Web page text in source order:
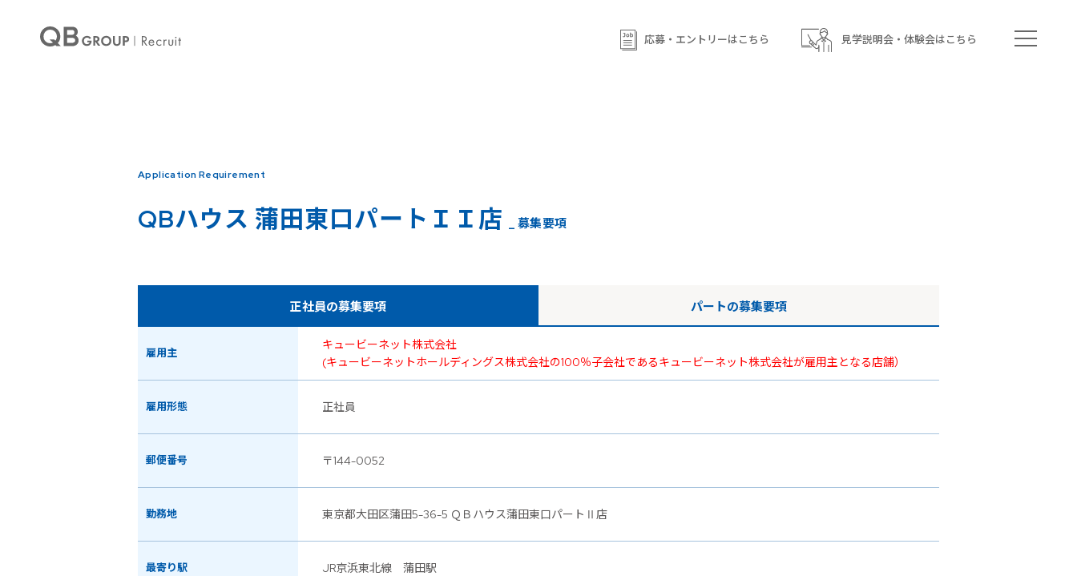
応募・エントリーはこちら 見学説明会・体験会はこちら
: Undefined array key 3 in/home/qbhouse/qb-recruit.com/public_html/wp-content/themes/qb/single-shop_recruit.php on line 93
Application Requirement
QBハウス 蒲田東口パートＩＩ店 _ 募集要項
正社員の募集要項 パートの募集要項
雇用主
キュービーネット株式会社
(キュービーネットホールディングス株式会社の100％子会社であるキュービーネット株式会社が雇用主となる店舗）
雇用形態 正社員
郵便番号 〒144-0052
勤務地 東京都大田区蒲田5-36-5 ＱＢハウス蒲田東口パートⅡ店
最寄り駅 JR京浜東北線 蒲田駅